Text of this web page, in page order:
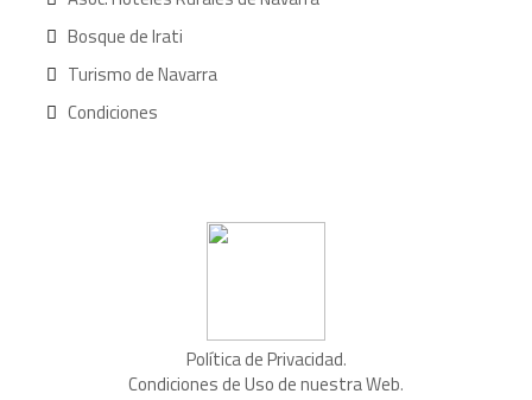
Bosque de Irati
Turismo de Navarra
Condiciones
Política de Privacidad.
Condiciones de Uso de nuestra Web.